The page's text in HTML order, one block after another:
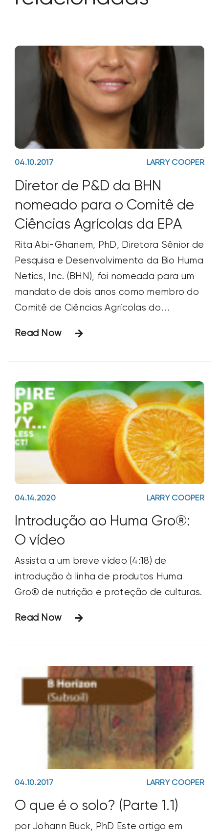
04.10.2017 LARRY COOPER
Diretor de P&D da BHN
nomeado para o Comitê de
Ciências Agrícolas da EPA
Rita Abi-Ghanem, PhD, Diretora Sênior de
Pesquisa e Desenvolvimento da Bio Huma
Netics, Inc. (BHN), foi nomeada para um
mandato de dois anos como membro do
Comitê de Ciências Agrícolas do
Agência de Proteção Ambiental dos EUA
Read Now
04.14.2020 LARRY COOPER
Introdução ao Huma Gro®:
O vídeo
Assista a um breve vídeo (4:18) de
introdução à linha de produtos Huma
Gro® de nutrição e proteção de culturas.
Read Now
04.10.2017 LARRY COOPER
O que é o solo? (Parte 1.1)
por Johann Buck, PhD Este artigo em